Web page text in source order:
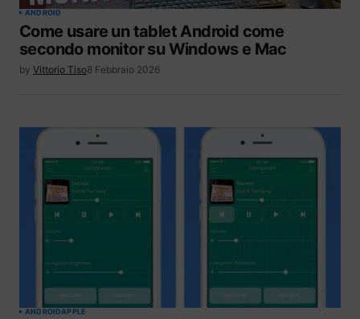
ANDROID
Come usare un tablet Android come
secondo monitor su Windows e Mac
by Vittorio Tiso8 Febbraio 2026
ANDROIDAPPLE